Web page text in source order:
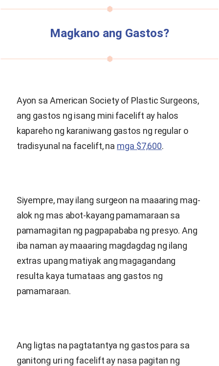
Magkano ang Gastos?
Ayon sa American Society of Plastic Surgeons,
ang gastos ng isang mini facelift ay halos
kapareho ng karaniwang gastos ng regular o
tradisyunal na facelift, na mga $7,600.
Siyempre, may ilang surgeon na maaaring mag-
alok ng mas abot-kayang pamamaraan sa
pamamagitan ng pagpapababa ng presyo. Ang
iba naman ay maaaring magdagdag ng ilang
extras upang matiyak ang magagandang
resulta kaya tumataas ang gastos ng
pamamaraan.
Ang ligtas na pagtatantya ng gastos para sa
ganitong uri ng facelift ay nasa pagitan ng